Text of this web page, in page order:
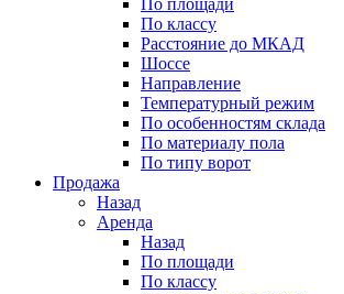
По площади
По классу
Расстояние до МКАД
Шоссе
Направление
Температурный режим
По особенностям склада
По материалу пола
По типу ворот
Продажа
Назад
Аренда
Назад
По площади
По классу